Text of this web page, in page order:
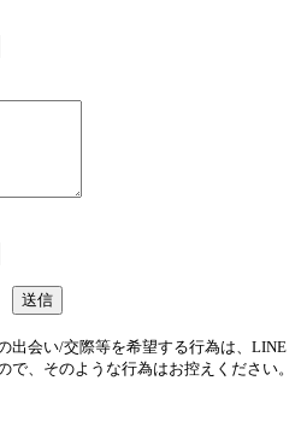
出会い/交際等を希望する行為は、LINE
、そのような行為はお控えください。